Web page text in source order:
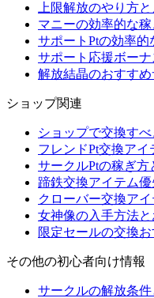
上限解放のやり方
マニーの効率的な
サポートPtの効率的
サポート応援ボー
解放結晶のおすすめ
ショップ関連
ショップで交換す
フレンドPt交換アイ
サークルPtの稼ぎ方
蹄鉄交換アイテム
クローバー交換ア
女神像の入手方法
限定セールの交換
その他の初心者向け情報
サークルの解放条件